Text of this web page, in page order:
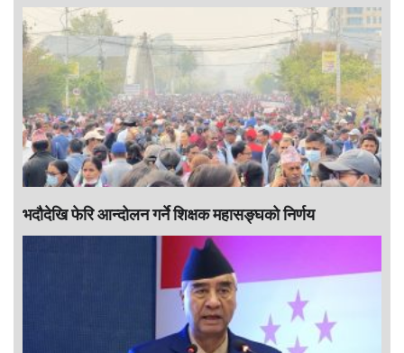
भदौदेखि फेरि आन्दोलन गर्ने शिक्षक महासङ्घको निर्णय